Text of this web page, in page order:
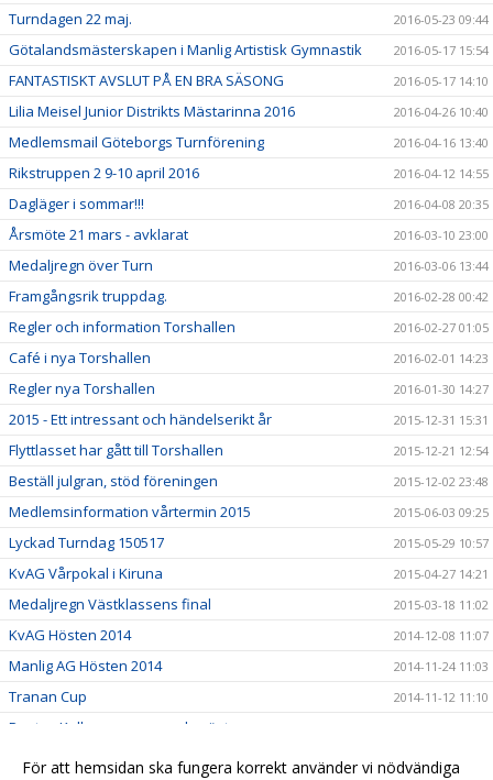
Turndagen 22 maj. 2016-05-23 09:44
Götalandsmästerskapen i Manlig Artistisk Gymnastik 2016-05-17 15:54
FANTASTISKT AVSLUT PÅ EN BRA SÄSONG 2016-05-17 14:10
Lilia Meisel Junior Distrikts Mästarinna 2016 2016-04-26 10:40
Medlemsmail Göteborgs Turnförening 2016-04-16 13:40
Rikstruppen 2 9-10 april 2016 2016-04-12 14:55
Dagläger i sommar!!! 2016-04-08 20:35
Årsmöte 21 mars - avklarat 2016-03-10 23:00
Medaljregn över Turn 2016-03-06 13:44
Framgångsrik truppdag. 2016-02-28 00:42
Regler och information Torshallen 2016-02-27 01:05
Café i nya Torshallen 2016-02-01 14:23
Regler nya Torshallen 2016-01-30 14:27
2015 - Ett intressant och händelserikt år 2015-12-31 15:31
Flyttlasset har gått till Torshallen 2015-12-21 12:54
Beställ julgran, stöd föreningen 2015-12-02 23:48
Medlemsinformation vårtermin 2015 2015-06-03 09:25
Lyckad Turndag 150517 2015-05-29 10:57
KvAG Vårpokal i Kiruna 2015-04-27 14:21
Medaljregn Västklassens final 2015-03-18 11:02
KvAG Hösten 2014 2014-12-08 11:07
Manlig AG Hösten 2014 2014-11-24 11:03
Tranan Cup 2014-11-12 11:10
Pontus Kallanvaara svensk mästare
Turn Dagen 2014 2014-11-11 14:29
För att hemsidan ska fungera korrekt använder vi nödvändiga